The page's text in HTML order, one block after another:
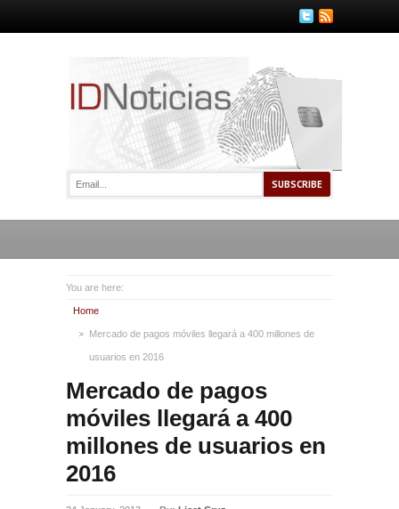
You are here:
Home
Mercado de pagos móviles llegará a 400 millones de
usuarios en 2016
Mercado de pagos
móviles llegará a 400
millones de usuarios en
2016